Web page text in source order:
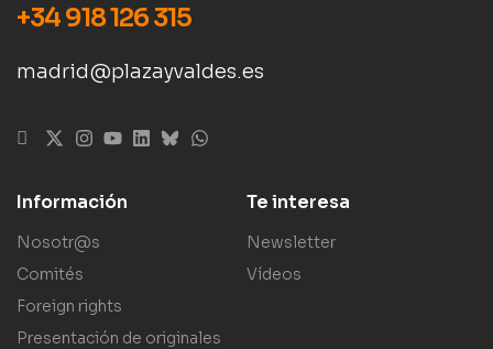
+34 918 126 315
madrid@plazayvaldes.es
Información
Nosotr@s
Comités
Foreign rights
Presentación de originales
Te interesa
Newsletter
Vídeos